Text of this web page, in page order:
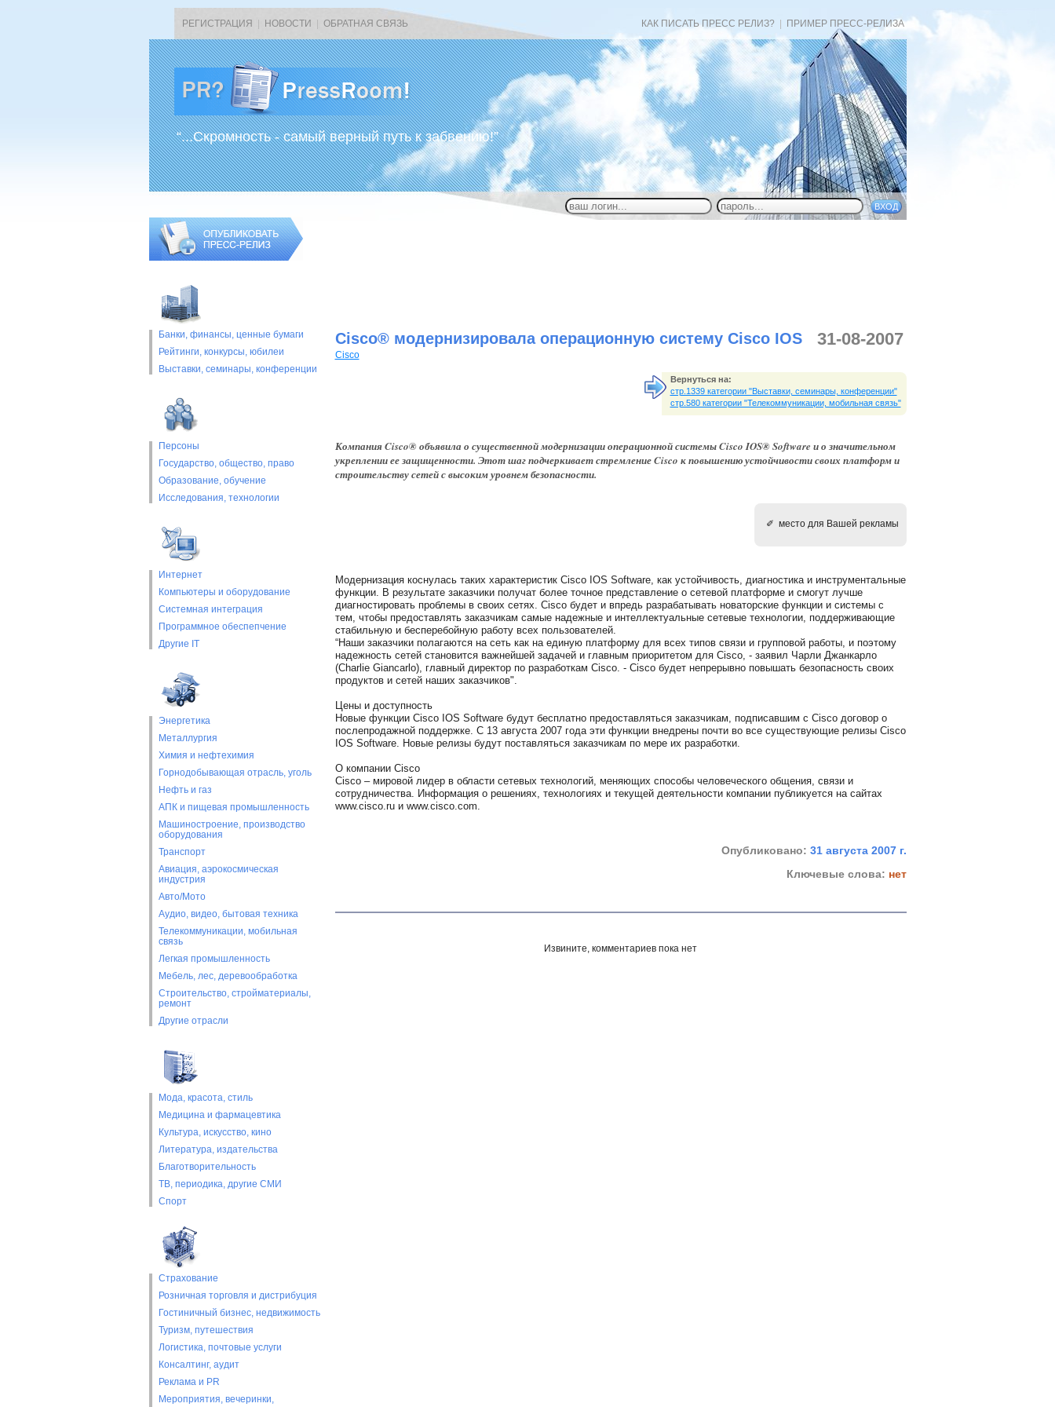
РЕГИСТРАЦИЯ НОВОСТИ ОБРАТНАЯ СВЯЗЬ КАК ПИСАТЬ ПРЕСС РЕЛИЗ? ПРИМЕР ПРЕСС-РЕЛИЗА
“...Скромность - самый верный путь к забвению!”
Банки, финансы, ценные бумаги
Рейтинги, конкурсы, юбилеи
Выставки, cеминары, конференции
Персоны
Государство, общество, право
Образование, обучение
Исследования, технологии
Интернет
Компьютеры и оборудование
Системная интеграция
Программное обеспепчение
Другие IT
Энергетика
Металлургия
Химия и нефтехимия
Горнодобывающая отрасль, уголь
Нефть и газ
АПК и пищевая промышленность
Машиностроение, производство
оборудования
Транспорт
Авиация, аэрокосмическая
индустрия
Авто/Мото
Аудио, видео, бытовая техника
Телекоммуникации, мобильная
связь
Легкая промышленность
Мебель, лес, деревообработка
Строительство, стройматериалы,
ремонт
Другие отрасли
Мода, красота, стиль
Медицина и фармацевтика
Культура, искусство, кино
Литература, издательства
Благотворительность
ТВ, периодика, другие СМИ
Спорт
Страхование
Розничная торговля и дистрибуция
Гостиничный бизнес, недвижимость
Туризм, путешествия
Логистика, почтовые услуги
Консалтинг, аудит
Реклама и PR
Мероприятия, вечеринки,
Cisco® модернизировала операционную систему Cisco IOS
Cisco
31-08-2007
Вернуться на:
стр.1339 категории "Выставки, cеминары, конференции"
стр.580 категории "Телекоммуникации, мобильная связь"
Компания Cisco® объявила о существенной модернизации операционной системы Cisco IOS® Software и о значительном
укреплении ее защищенности. Этот шаг подчеркивает стремление Cisco к повышению устойчивости своих платформ и
строительству сетей с высоким уровнем безопасности.
✐ место для Вашей рекламы
Модернизация коснулась таких характеристик Cisco IOS Software, как устойчивость, диагностика и инструментальные
функции. В результате заказчики получат более точное представление о сетевой платформе и смогут лучше
диагностировать проблемы в своих сетях. Cisco будет и впредь разрабатывать новаторские функции и системы с
тем, чтобы предоставлять заказчикам самые надежные и интеллектуальные сетевые технологии, поддерживающие
стабильную и бесперебойную работу всех пользователей.
“Наши заказчики полагаются на сеть как на единую платформу для всех типов связи и групповой работы, и поэтому
надежность сетей становится важнейшей задачей и главным приоритетом для Cisco, - заявил Чарли Джанкарло
(Charlie Giancarlo), главный директор по разработкам Cisco. - Cisco будет непрерывно повышать безопасность своих
продуктов и сетей наших заказчиков".
Цены и доступность
Новые функции Cisco IOS Software будут бесплатно предоставляться заказчикам, подписавшим с Cisco договор о
послепродажной поддержке. С 13 августа 2007 года эти функции внедрены почти во все существующие релизы Cisco
IOS Software. Новые релизы будут поставляться заказчикам по мере их разработки.
О компании Cisco
Cisco – мировой лидер в области сетевых технологий, меняющих способы человеческого общения, связи и
сотрудничества. Информация о решениях, технологиях и текущей деятельности компании публикуется на сайтах
www.cisco.ru и www.cisco.com.
Опубликовано: 31 августа 2007 г.
Ключевые слова: нет
Извините, комментариев пока нет